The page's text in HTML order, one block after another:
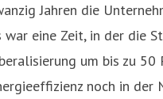
Jahren die
war eine Zeit, in der die
um bis zu
noch in der